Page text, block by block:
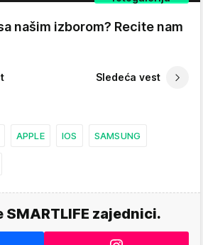
našim izborom? Recite nam
Sledeća vest
APPLE IOS SAMSUNG
SMARTLIFE zajednici.